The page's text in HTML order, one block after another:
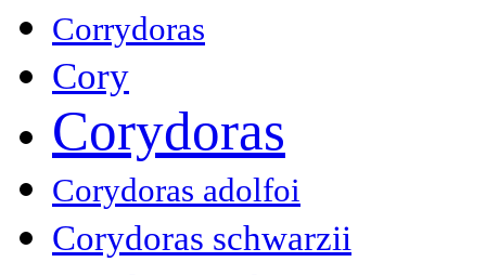
Corrydoras
Cory
Corydoras
Corydoras adolfoi
Corydoras schwarzii